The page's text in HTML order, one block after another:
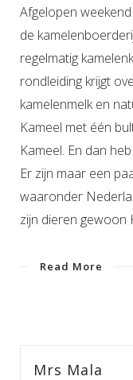
Afgelopen
de
regelmatig
rondleiding krijgt
kamelenmelk en
Kameel met één
Kameel. En dan
Er zijn maar een
waaronder
zijn dieren gewoon
Read More
Mrs Mala